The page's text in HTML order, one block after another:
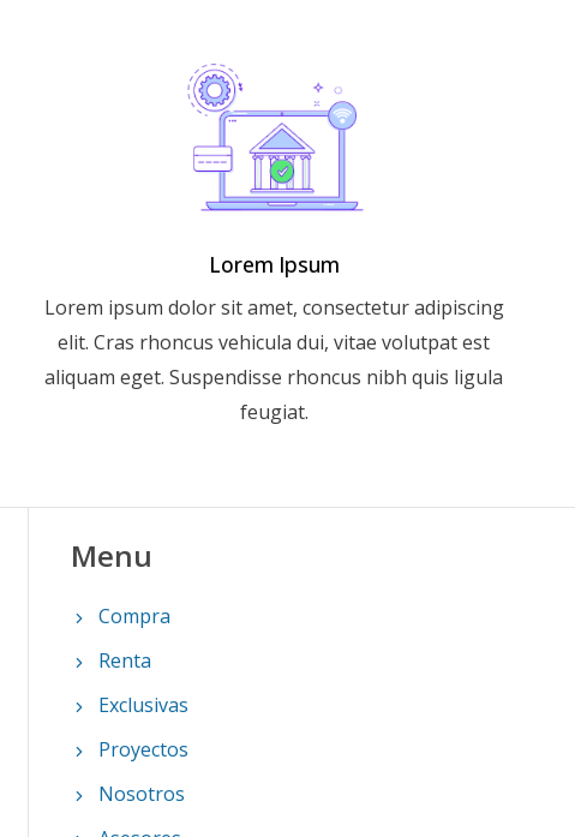
Lorem Ipsum
Lorem ipsum dolor sit amet, consectetur adipiscing
elit. Cras rhoncus vehicula dui, vitae volutpat est
aliquam eget. Suspendisse rhoncus nibh quis ligula
feugiat.
Menu
Compra
Renta
Exclusivas
Proyectos
Nosotros